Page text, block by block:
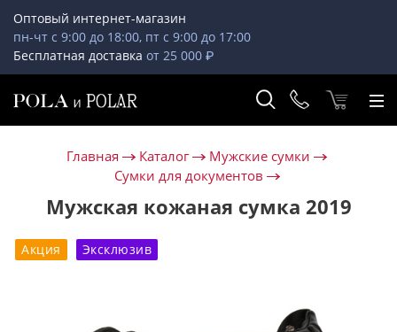
Оптовый интернет-магазин
пн-чт с 9:00 до 18:00, пт с 9:00 до 17:00
Бесплатная доставка от 25 000 ₽
Главная Каталог
Мужские сумки
Сумки для документов
Мужская кожаная сумка 2019
Акция Эксклюзив